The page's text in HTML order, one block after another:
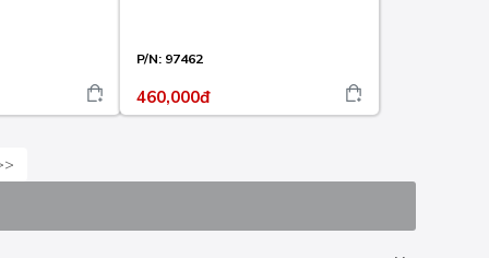
P/N: 97462
460,000đ